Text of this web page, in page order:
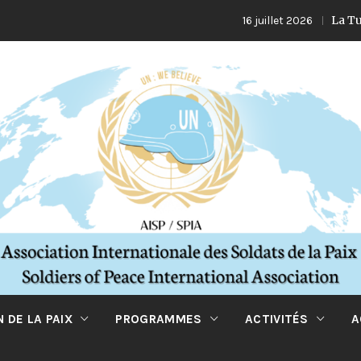
16 juillet 2026 La Turquie et
DE LA PAIX PROGRAMMES ACTIVITÉS